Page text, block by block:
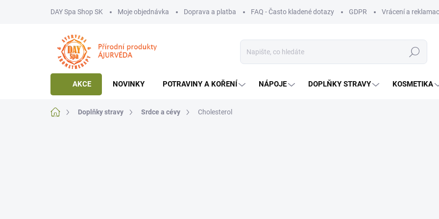
DAY Spa Shop SK Moje objednávka Doprava a platba FAQ - Často kladené dotazy GDPR Vrácení a
Hledat
AKCE NOVINKY POTRAVINY A KOŘENÍ NÁPOJE DOPLŇKY STRAVY KOSMETIKA
Domů Doplňky stravy Srdce a cévy Cholesterol